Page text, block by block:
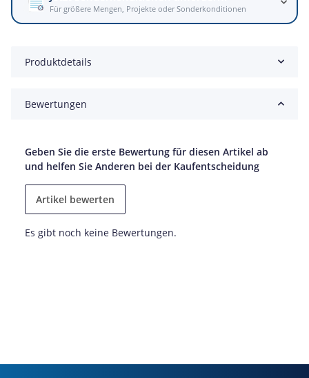
Für größere Mengen, Projekte oder Sonderkonditionen
Produktdetails
Bewertungen
Geben Sie die erste Bewertung für diesen Artikel ab
und helfen Sie Anderen bei der Kaufentscheidung
Artikel bewerten
Es gibt noch keine Bewertungen.